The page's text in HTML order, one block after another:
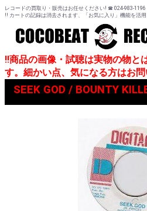
レコードの買取り・販売はお任せください! ☎ 024-983-1196
!! カートの記録は消去されます、「お気に入り」機能を活用
!!商品の画像・試聴は実物の物と
す。細かい点、気になる方はお問
SEEK GOD / BOUNTY